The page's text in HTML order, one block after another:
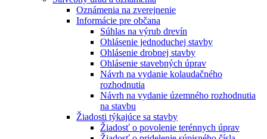
Oznámenia na zverejnenie
Informácie pre občana
Súhlas na výrub drevín
Ohlásenie jednoduchej stavby
Ohlásenie drobnej stavby
Ohlásenie stavebných úprav
Návrh na vydanie kolaudačného
rozhodnutia
Návrh na vydanie územného rozhodnutia
na stavbu
Žiadosti týkajúce sa stavby
Žiadosť o povolenie terénnych úprav